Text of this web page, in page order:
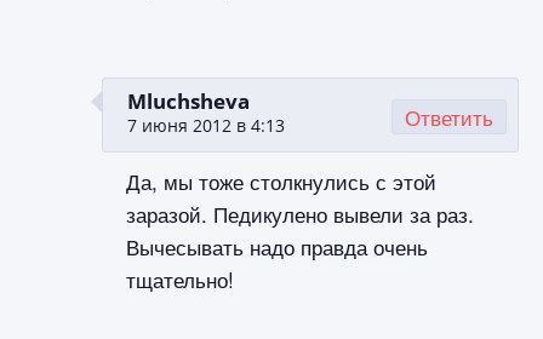
Mluchsheva
7 июня 2012 в 4:13
Да, мы тоже столкнулись с этой
заразой. Педикулено вывели за раз.
Вычесывать надо правда очень
тщательно!
Ответить